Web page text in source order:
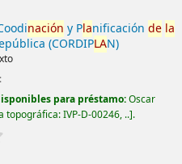
nación y Planificación de la
(CORDIPLAN)
para préstamo:Oscar
topográfica:IVP-D-00246, .. .